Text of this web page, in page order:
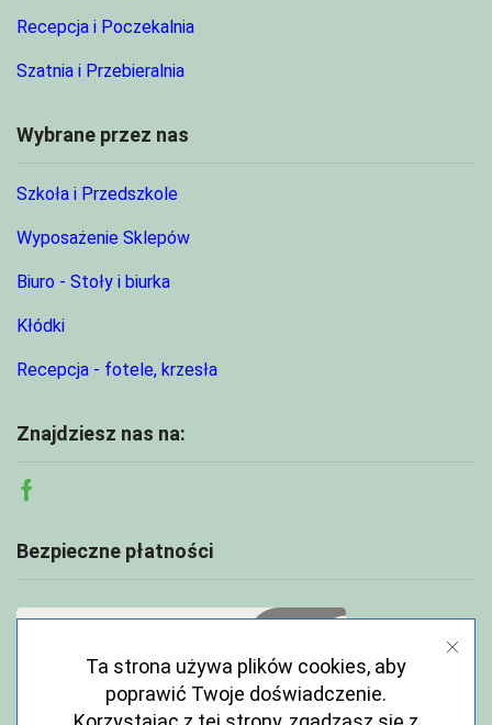
Recepcja i Poczekalnia
Szatnia i Przebieralnia
Wybrane przez nas
Szkoła i Przedszkole
Wyposażenie Sklepów
Biuro - Stoły i biurka
Kłódki
Recepcja - fotele, krzesła
Znajdziesz nas na:
Facebook
Bezpieczne płatności
Ta strona używa plików cookies, aby
poprawić Twoje doświadczenie.